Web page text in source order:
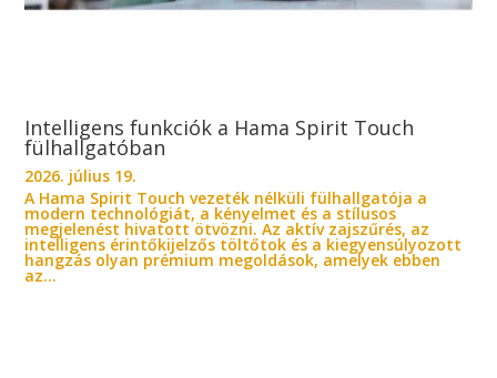
Intelligens funkciók a Hama Spirit Touch
fülhallgatóban
2026. július 19.
A Hama Spirit Touch vezeték nélküli fülhallgatója a
modern technológiát, a kényelmet és a stílusos
megjelenést hivatott ötvözni. Az aktív zajszűrés, az
intelligens érintőkijelzős töltőtok és a kiegyensúlyozott
hangzás olyan prémium megoldások, amelyek ebben
az...